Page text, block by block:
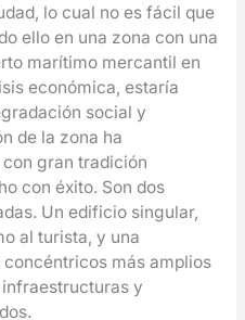
lo cual no es fácil que
ello en una zona con una
marítimo mercantil en
económica, estaría
social y
de la zona ha
gran tradición
con éxito. Son dos
Un edificio singular,
al turista, y una
concéntricos más amplios
y